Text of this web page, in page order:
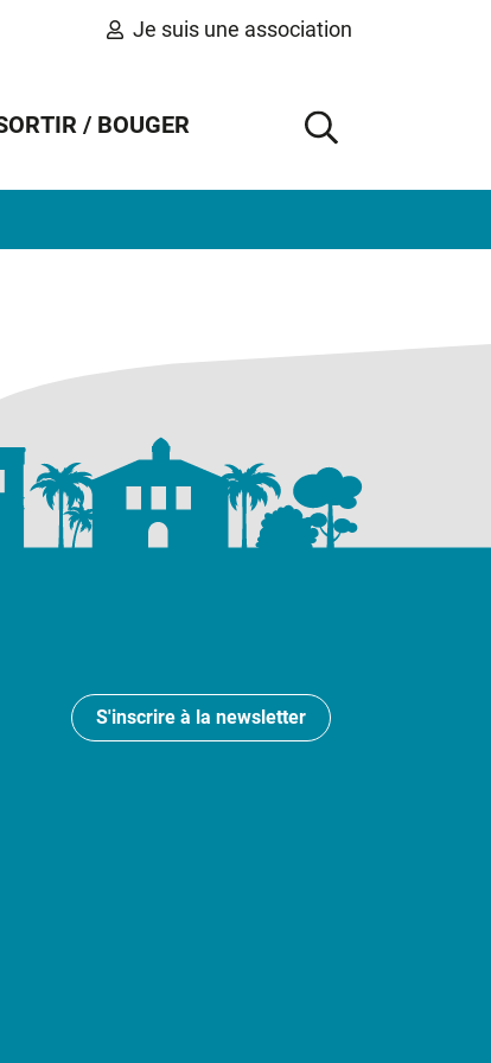
Je suis une association
/ BOUGER
AFFICHER
S'inscrire à la newsletter